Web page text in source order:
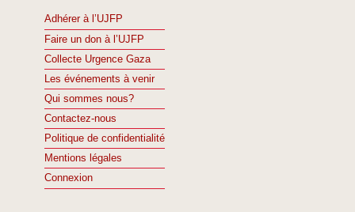
Adhérer à l’UJFP
Faire un don à l’UJFP
Collecte Urgence Gaza
Les événements à venir
Qui sommes nous?
Contactez-nous
Politique de confidentialité
Mentions légales
Connexion